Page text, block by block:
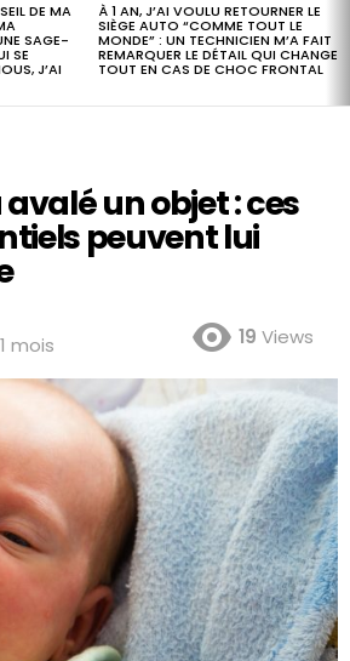
DE MA
SAGE-
SE
J’AI
À 1 AN, J’AI VOULU RETOURNER LE
SIÈGE AUTO “COMME TOUT LE
MONDE” : UN TECHNICIEN M’A FAIT
REMARQUER LE DÉTAIL QUI CHANGE
TOUT EN CAS DE CHOC FRONTAL
un objet : ces
peuvent lui
mois
19 Views